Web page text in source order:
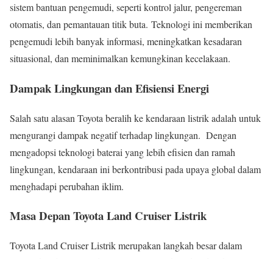
sistem bantuan pengemudi, seperti kontrol jalur, pengereman
otomatis, dan pemantauan titik buta. Teknologi ini memberikan
pengemudi lebih banyak informasi, meningkatkan kesadaran
situasional, dan meminimalkan kemungkinan kecelakaan.
Dampak Lingkungan dan Efisiensi Energi
Salah satu alasan Toyota beralih ke kendaraan listrik adalah untuk
mengurangi dampak negatif terhadap lingkungan. Dengan
mengadopsi teknologi baterai yang lebih efisien dan ramah
lingkungan, kendaraan ini berkontribusi pada upaya global dalam
menghadapi perubahan iklim.
Masa Depan Toyota Land Cruiser Listrik
Toyota Land Cruiser Listrik merupakan langkah besar dalam